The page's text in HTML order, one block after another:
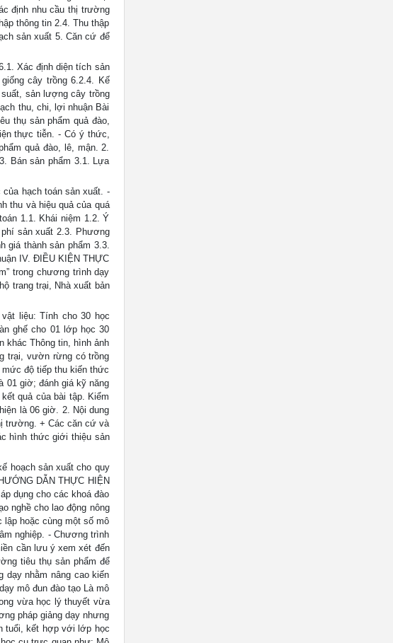
định nhu cầu thị trường
thông tin 2.4. Thu thập
sản xuất 5. Căn cứ để
Xác định diện tích sản
cây trồng 6.2.4. Kế
sản lượng cây trồng
thu, chi, lợi nhuận Bài
thụ sản phẩm quả đào,
thực tiễn. - Có ý thức,
quả đào, lê, mận. 2.
Bán sản phẩm 3.1. Lựa
hạch toán sản xuất. -
thu và hiệu quả của quá
1.1. Khái niệm 1.2. Ý
sản xuất 2.3. Phương
giá thành sản phẩm 3.3.
IV. ĐIỀU KIỆN THỰC
trong chương trình dạy
trang trại, Nhà xuất bản
liệu: Tính cho 30 học
ghế cho 01 lớp học 30
khác Thông tin, hình ảnh
trại, vườn rừng có trồng
độ tiếp thu kiến thức
01 giờ; đánh giá kỹ năng
quả của bài tập. Kiểm
là 06 giờ. 2. Nội dung
trường. + Các căn cứ và
hình thức giới thiệu sản
hoạch sản xuất cho quy
DẪN THỰC HIỆN
dụng cho các khoá đào
nghề cho lao động nông
lập hoặc cùng một số mô
nghiệp. - Chương trình
cần lưu ý xem xét đến
tiêu thụ sản phẩm để
dạy nhằm nâng cao kiến
mô đun đào tạo Là mô
vừa học lý thuyết vừa
pháp giảng dạy nhưng
tuổi, kết hợp với lớp học